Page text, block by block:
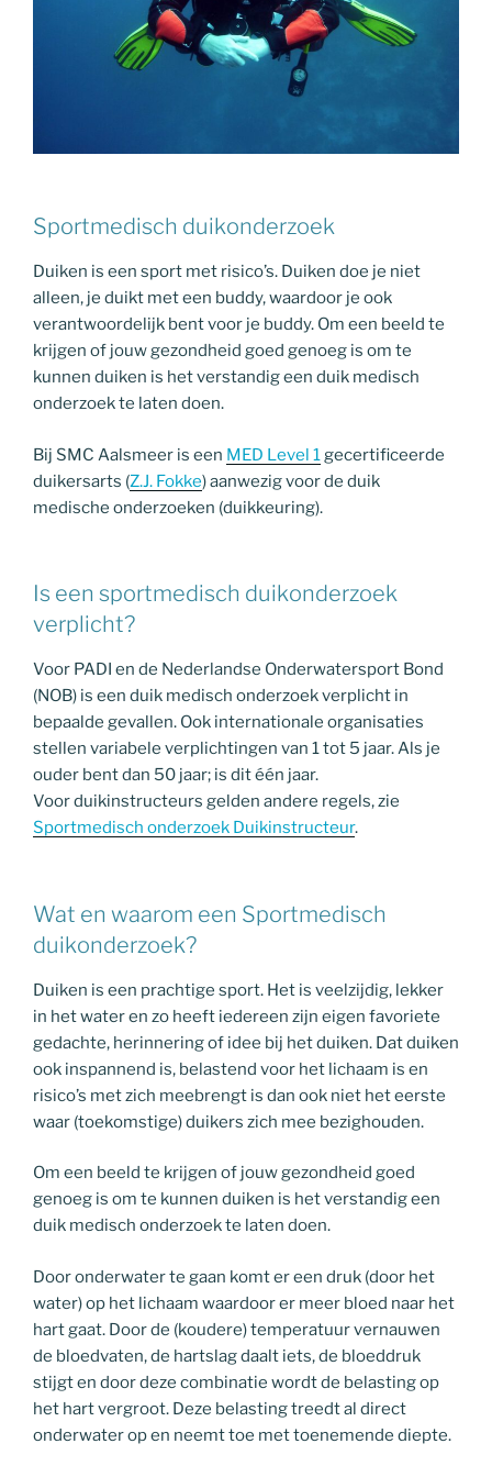
Sportmedisch duikonderzoek
Duiken is een sport met risico’s. Duiken doe je niet
alleen, je duikt met een buddy, waardoor je ook
verantwoordelijk bent voor je buddy. Om een beeld te
krijgen of jouw gezondheid goed genoeg is om te
kunnen duiken is het verstandig een duik medisch
onderzoek te laten doen.
Bij SMC Aalsmeer is een MED Level 1gecertificeerde
duikersarts (Z.J. Fokke) aanwezig voor de duik
medische onderzoeken (duikkeuring).
Is een sportmedisch duikonderzoek
verplicht?
Voor PADI en de Nederlandse Onderwatersport Bond
(NOB) is een duik medisch onderzoek verplicht in
bepaalde gevallen. Ook internationale organisaties
stellen variabele verplichtingen van 1 tot 5 jaar. Als je
ouder bent dan 50 jaar; is dit één jaar.
Voor duikinstructeurs gelden andere regels, zie
Sportmedisch onderzoek Duikinstructeur.
Wat en waarom een Sportmedisch
duikonderzoek?
Duiken is een prachtige sport. Het is veelzijdig, lekker
in het water en zo heeft iedereen zijn eigen favoriete
gedachte, herinnering of idee bij het duiken. Dat duiken
ook inspannend is, belastend voor het lichaam is en
risico’s met zich meebrengt is dan ook niet het eerste
waar (toekomstige) duikers zich mee bezighouden.
Om een beeld te krijgen of jouw gezondheid goed
genoeg is om te kunnen duiken is het verstandig een
duik medisch onderzoek te laten doen.
Door onderwater te gaan komt er een druk (door het
water) op het lichaam waardoor er meer bloed naar het
hart gaat. Door de (koudere) temperatuur vernauwen
de bloedvaten, de hartslag daalt iets, de bloeddruk
stijgt en door deze combinatie wordt de belasting op
het hart vergroot. Deze belasting treedt al direct
onderwater op en neemt toe met toenemende diepte.